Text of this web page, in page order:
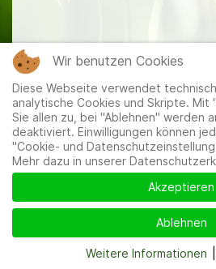
Mitglieder Impressum
und
Wir benutzen Cookies
Diese Webseite verwendet
analytische Cookies und Skripte. Mit
Sie allen zu, bei "Ablehnen" werden
deaktiviert. Einwilligungen können
"Cookie- und
Mehr dazu in unserer
Akzeptieren
Ablehnen
Weitere Informationen